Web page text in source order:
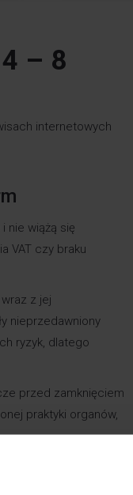
4 – 8
internetowych
nie wiążą się
VAT czy braku
z jej
nieprzedawniony
ryzyk, dlatego
przed zamknięciem
praktyki organów,
zysku
uzasadnionych